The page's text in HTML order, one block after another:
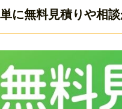
無料見積りや相談